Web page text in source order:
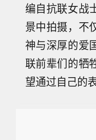
编自抗联女战
景中拍摄，不
神与深厚的爱
联前辈们的牺
望通过自己的